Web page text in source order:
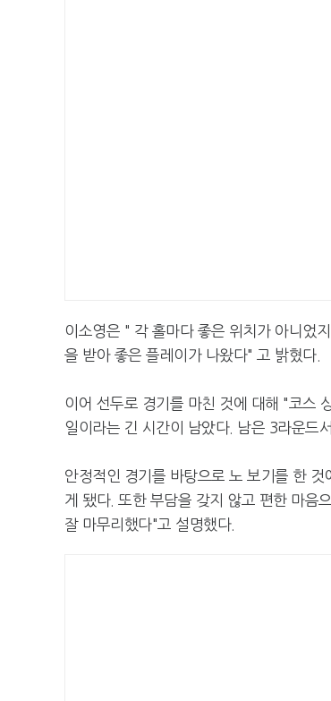
이소영은 " 각 홀마다 좋은 위치가 아니었
을 받아 좋은 플레이가 나왔다" 고 밝혔다.
이어 선두로 경기를 마친 것에 대해 "코스
일이라는 긴 시간이 남았다. 남은 3라운드
안정적인 경기를 바탕으로 노 보기를 한
게 됐다. 또한 부담을 갖지 않고 편한 마음
잘 마무리했다"고 설명했다.